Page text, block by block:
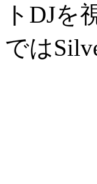
トDJを
では